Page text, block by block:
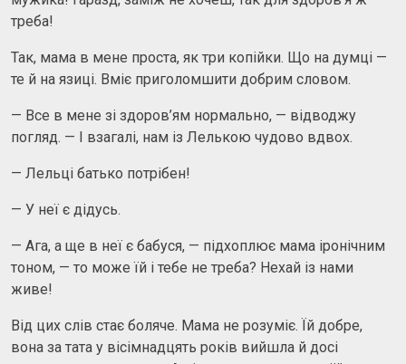
треба!
Так, мама в мене проста, як три копійки. Що на думці —
те й на язиці. Вміє приголомшити добрим словом.
— Все в мене зі здоров’ям нормально, — відводжу
погляд. — І взагалі, нам із Лелькою чудово вдвох.
— Лельці батько потрібен!
— У неї є дідусь.
— Ага, а ще в неї є бабуся, — підхоплює мама іронічним
тоном, — то може їй і тебе не треба? Нехай із нами
живе!
Від цих слів стає боляче. Мама не розуміє. Їй добре,
вона за тата у вісімнадцять років вийшла й досі